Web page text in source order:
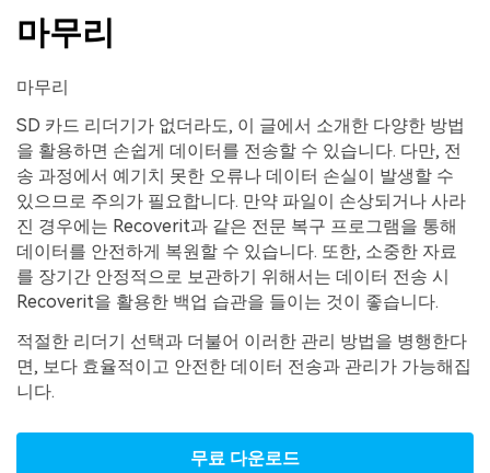
마무리
마무리
SD 카드 리더기가 없더라도, 이 글에서 소개한 다양한 방법
을 활용하면 손쉽게 데이터를 전송할 수 있습니다. 다만, 전
송 과정에서 예기치 못한 오류나 데이터 손실이 발생할 수
있으므로 주의가 필요합니다. 만약 파일이 손상되거나 사라
진 경우에는 Recoverit과 같은 전문 복구 프로그램을 통해
데이터를 안전하게 복원할 수 있습니다. 또한, 소중한 자료
를 장기간 안정적으로 보관하기 위해서는 데이터 전송 시
Recoverit을 활용한 백업 습관을 들이는 것이 좋습니다.
적절한 리더기 선택과 더불어 이러한 관리 방법을 병행한다
면, 보다 효율적이고 안전한 데이터 전송과 관리가 가능해집
니다.
무료 다운로드